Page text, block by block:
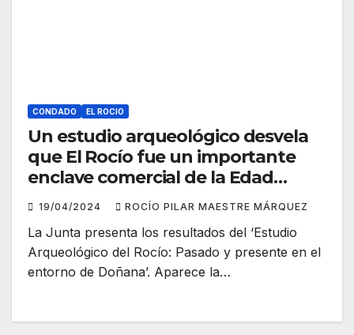
CONDADO EL ROCIO
Un estudio arqueológico desvela
que El Rocío fue un importante
enclave comercial de la Edad
Media
19/04/2024 ROCÍO PILAR MAESTRE MÁRQUEZ
La Junta presenta los resultados del ‘Estudio
Arqueológico del Rocío: Pasado y presente en el
entorno de Doñana’. Aparece la…